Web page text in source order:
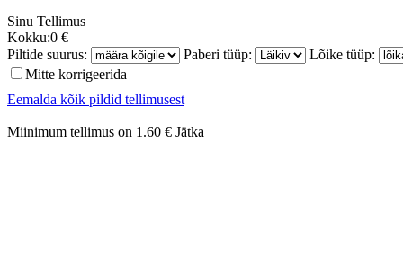
Sinu Tellimus
Kokku:0 €
Piltide suurus:
Paberi tüüp:
Lõike tüüp:
Mitte korrigeerida
Eemalda kõik pildid tellimusest
Miinimum tellimus on 1.60 € Jätka